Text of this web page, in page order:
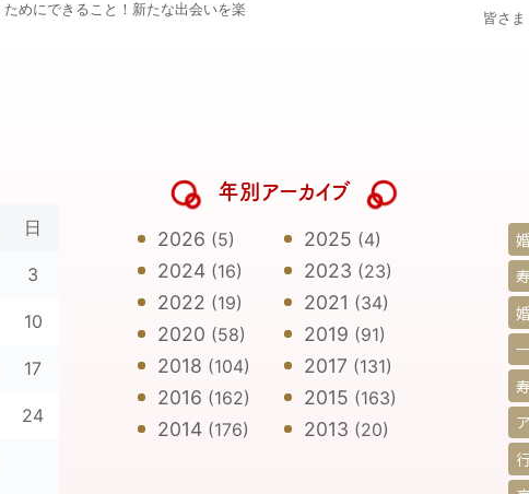
めにできること！新たな出会いを楽
皆さ
日
3
10
17
24
年別アーカイブ
2026 (5) 2025 (4)
2024(16) 2023 (23)
2022 (19) 2021 (34)
2020 (58) 2019 (91)
2018 (104) 2017 (131)
2016 (162) 2015 (163)
2014(176) 2013 (20)